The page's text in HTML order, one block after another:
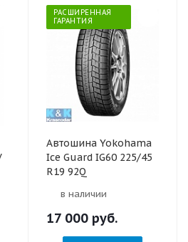
РАСШИРЕННАЯ
ГАРАНТИЯ
Автошина Yokohama
Ice Guard IG60 225/45
R19 92Q
в наличии
17 000 руб.